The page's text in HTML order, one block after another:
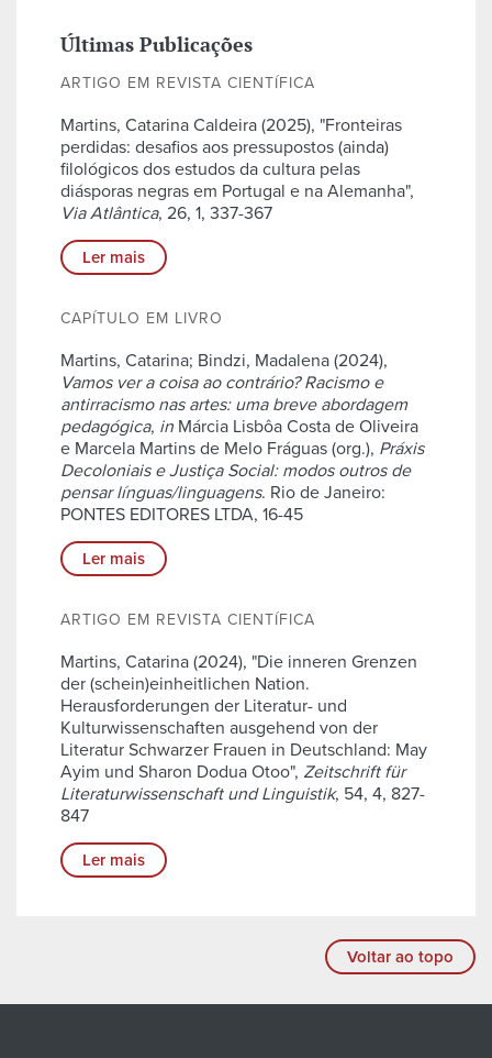
Últimas Publicações
ARTIGO EM REVISTA CIENTÍFICA
Martins, Catarina Caldeira (2025), "Fronteiras
perdidas: desafios aos pressupostos (ainda)
filológicos dos estudos da cultura pelas
diásporas negras em Portugal e na Alemanha",
Via Atlântica, 26, 1, 337-367
Ler mais
CAPÍTULO EM LIVRO
Martins, Catarina; Bindzi, Madalena (2024),
Vamos ver a coisa ao contrário? Racismo e
antirracismo nas artes: uma breve abordagem
pedagógica, in Márcia Lisbôa Costa de Oliveira
e Marcela Martins de Melo Fráguas (org.), Práxis
Decoloniais e Justiça Social: modos outros de
pensar línguas/linguagens. Rio de Janeiro:
PONTES EDITORES LTDA, 16-45
Ler mais
ARTIGO EM REVISTA CIENTÍFICA
Martins, Catarina (2024), "Die inneren Grenzen
der (schein)einheitlichen Nation.
Herausforderungen der Literatur- und
Kulturwissenschaften ausgehend von der
Literatur Schwarzer Frauen in Deutschland: May
Ayim und Sharon Dodua Otoo", Zeitschrift für
Literaturwissenschaft und Linguistik, 54, 4, 827-
847
Ler mais
Voltar ao topo